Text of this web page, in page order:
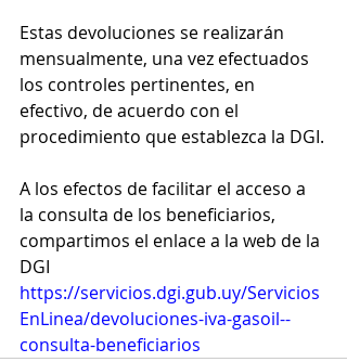
Estas devoluciones se realizarán
mensualmente, una vez efectuados
los controles pertinentes, en
efectivo, de acuerdo con el
procedimiento que establezca la DGI.
A los efectos de facilitar el acceso a
la consulta de los beneficiarios,
compartimos el enlace a la web de la
DGI
https://servicios.dgi.gub.uy/Servicios
EnLinea/devoluciones-iva-gasoil--
consulta-beneficiarios